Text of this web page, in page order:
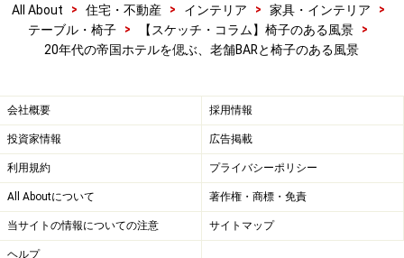
壁画の前のテーブルセット
もの。テーブル天板にズームすると長年の使用による傷
や変色が、「顔」になっている。
ライトがデザインしたテーブル天板の表情
All About > 住宅・不動産 > インテリア > 家具・インテリア
>
テーブル・椅子
> 【スケッチ・コラム】椅子のある風景
>
20年代の帝国ホテルを偲ぶ、老舗BARと椅子のある風景
会社概要 採用情報
投資家情報 広告掲載
利用規約 プライバシーポリシー
All Aboutについて 著作権・商標・免責
当サイトの情報についての注意 サイトマップ
ヘルプ